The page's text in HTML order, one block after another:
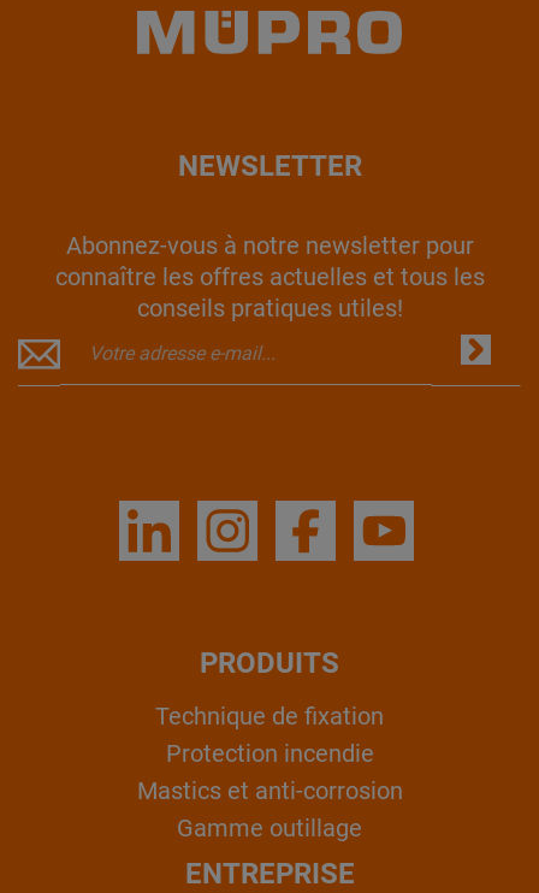
NEWSLETTER
Abonnez-vous à notre newsletter pour
connaître les offres actuelles et tous les
conseils pratiques utiles!
PRODUITS
Technique de fixation
Protection incendie
Mastics et anti-corrosion
Gamme outillage
ENTREPRISE